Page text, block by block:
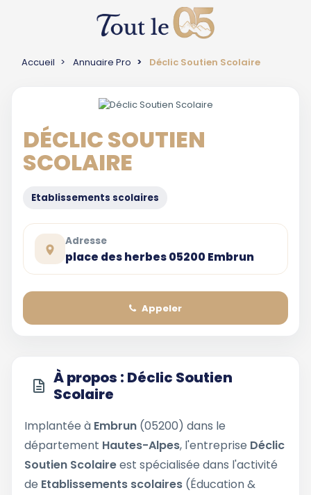
Accueil Annuaire Pro Déclic Soutien Scolaire
DÉCLIC SOUTIEN
SCOLAIRE
Etablissements scolaires
Adresse
place des herbes 05200 Embrun
Appeler
À propos : Déclic Soutien
Scolaire
Implantée à Embrun (05200) dans le
département Hautes-Alpes, l'entreprise Déclic
Soutien Scolaireest spécialisée dans l'activité
de Etablissements scolaires (Éducation &